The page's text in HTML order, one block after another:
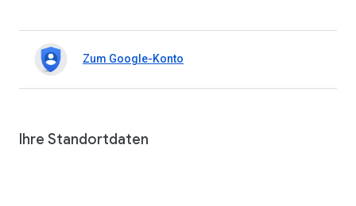
Zum Google-Konto
Ihre Standortdaten